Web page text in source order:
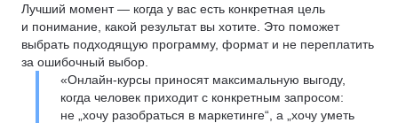
Лучший момент — когда у вас есть конкретная цель
и понимание, какой результат вы хотите. Это поможет
выбрать подходящую программу, формат и не переплатить
за ошибочный выбор.
«Онлайн-курсы приносят максимальную выгоду,
когда человек приходит с конкретным запросом:
не „хочу разобраться в маркетинге“, а „хочу уметь